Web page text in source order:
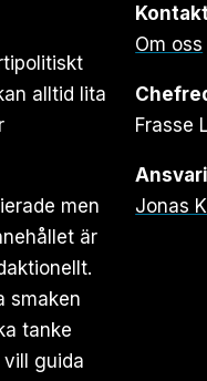
alltid lita
men
är
smaken
tanke
guida
Kontakt
Om oss
Frasse
Jonas